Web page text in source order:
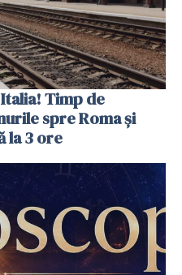
Timp de
spre Roma și
la 3 ore